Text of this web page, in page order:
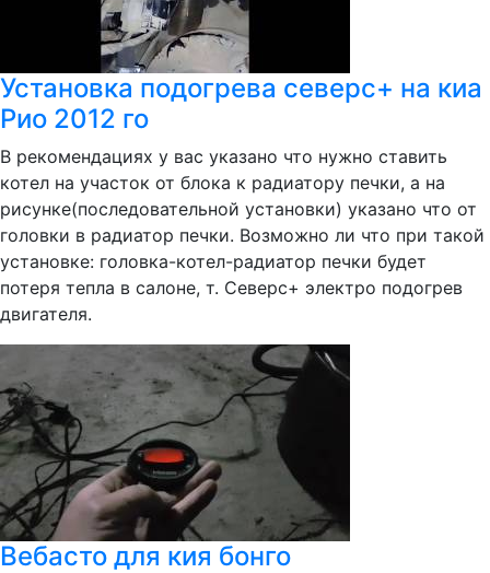
Установка подогрева северс+ на киа
Рио 2012 го
В рекомендациях у вас указано что нужно ставить
котел на участок от блока к радиатору печки, а на
рисунке(последовательной установки) указано что от
головки в радиатор печки. Возможно ли что при такой
установке: головка-котел-радиатор печки будет
потеря тепла в салоне, т. Северс+ электро подогрев
двигателя.
Вебасто для кия бонго